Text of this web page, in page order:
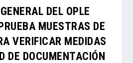
DEL OPLE
MUESTRAS DE
VERIFICAR MEDIDAS
DE DOCUMENTACIÓN